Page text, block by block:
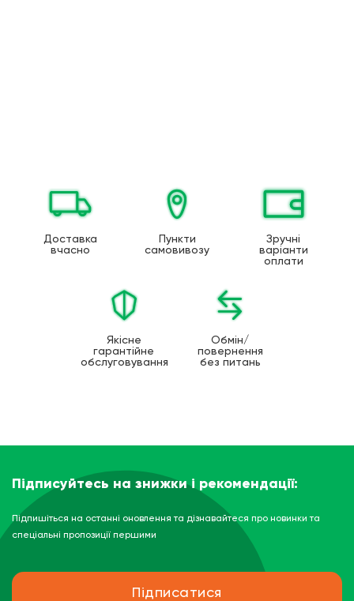
Доставка
вчасно
Пункти
самовивозу
Зручні
варіанти
оплати
Якісне
гарантійне
обслуговування
Обмін/
повернення
без питань
Підписуйтесь на знижки і рекомендації:
Підпишіться на останні оновлення та дізнавайтеся про новинки та
спеціальні пропозиції першими
Підписатися